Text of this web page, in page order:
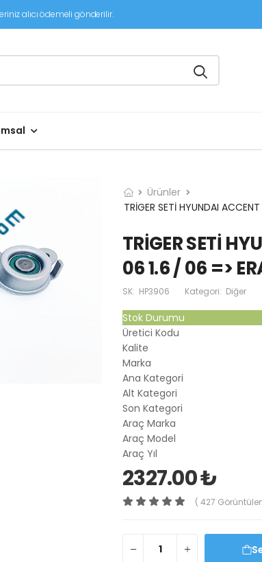
alıcı ödemeli gönderilir.
Ürünler
TRİGER SETİ HYUNDAI
TRİGER SETİ
06 1.6 / 06 =>
SK: HP3906 Kategori: Diğer
Stok Durumu
Üretici Kodu
Kalite
Marka
Ana Kategori
Alt Kategori
Son Kategori
Araç Marka
Araç Model
Araç Yıl
2327.00 ₺
( 427